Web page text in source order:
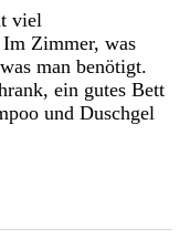
viel
Zimmer, was
man benötigt.
ein gutes Bett
und Duschgel